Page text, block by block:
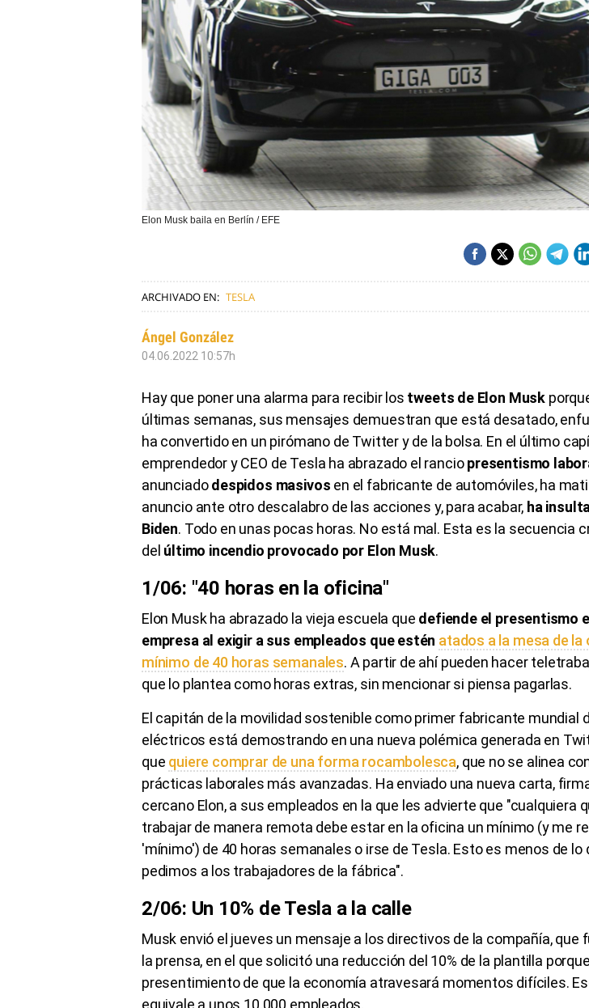
Elon Musk baila en Berlín / EFE
ARCHIVADO EN: TESLA
Ángel González
04.06.2022 10:57h
Hay que poner una alarma para recibir los tweets de Elon Musk
últimas semanas, sus mensajes demuestran que está desatado,
ha convertido en un pirómano de Twitter y de la bolsa. En el último
emprendedor y CEO de Tesla ha abrazado el ranciopresentismo
anunciadodespidos masivos en el fabricante de automóviles, ha
anuncio ante otro descalabro de las acciones y, para acabar, ha
Biden. Todo en unas pocas horas. No está mal. Esta es la secuencia
del último incendio provocado por Elon Musk.
1/06: "40 horas en la oficina"
Elon Musk ha abrazado la vieja escuela que defiende el presentismo
empresa al exigir a sus empleados que estén atados a la mesa de la
mínimo de 40 horas semanales. A partir de ahí pueden hacer
que lo plantea como horas extras, sin mencionar si piensa pagarlas.
El capitán de la movilidad sostenible como primer fabricante mundial
eléctricos está demostrando en una nueva polémica generada en
que quiere comprar de una forma rocambolesca, que no se alinea
prácticas laborales más avanzadas. Ha enviado una nueva carta,
cercano Elon, a sus empleados en la que les advierte que "cualquiera
trabajar de manera remota debe estar en la oficina un mínimo (y me
'mínimo') de 40 horas semanales o irse de Tesla. Esto es menos de lo
pedimos a los trabajadores de la fábrica".
2/06: Un 10% de Tesla a la calle
Musk envió el jueves un mensaje a los directivos de la compañía, que
la prensa, en el que solicitó una reducción del 10% de la plantilla
presentimiento de que la economía atravesará momentos difíciles.
equivale a unos 10.000 empleados.